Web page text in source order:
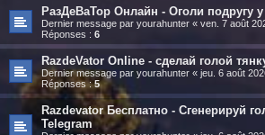
РазДеВаТор Онлайн - Оголи подругу
Dernier message par yourahunter « ven. 7 août
Réponses : 6
RazdeVator Online - сделай голой
Dernier message par yourahunter « jeu. 6 août
Réponses :5
Razdevator Бесплатно - Сгенерируй
Telegram